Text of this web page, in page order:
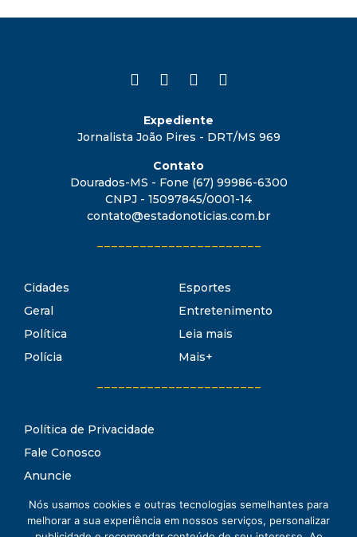
Expediente
Jornalista João Pires - DRT/MS 969
Contato
Dourados-MS - Fone (67) 99986-6300
CNPJ - 15097845/0001-14
contato@estadonoticias.com.br
Cidades
Geral
Política
Polícia
Esportes
Entretenimento
Leia mais
Mais+
Política de Privacidade
Fale Conosco
Anuncie
Termos de Uso
Conheça oEstado Notícias
Nós usamos cookies e outras tecnologias semelhantes para
melhorar a sua experiência em nossos serviços, personalizar